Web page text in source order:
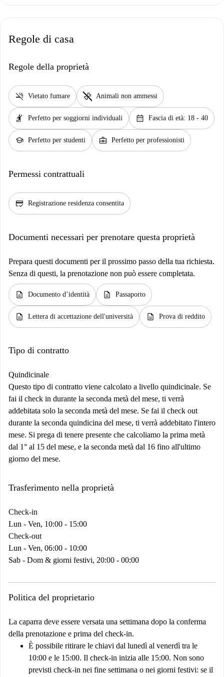
Regole di casa
Regole della proprietà
smoke_free Vietato fumare pet_supplies Animali non ammessi
hail Perfetto per soggiorni individuali calendar_month Fascia di età: 18 - 40
school Perfetto per studenti business_center Perfetto per professionisti
Permessi contrattuali
credit_score Registrazione residenza consentita
Documenti necessari per prenotare questa proprietà
Prepara questi documenti per il prossimo passo della tua richiesta.
Senza di questi, la prenotazione non può essere completata.
description Documento d’identità description Passaporto
description Lettera di accettazione dell'università description Prova di reddito
Tipo di contratto
Quindicinale
Questo tipo di contratto viene calcolato a livello quindicinale. Se
fai il check in durante la seconda metà del mese, ti verrà
addebitata solo la seconda metà del mese. Se fai il check out
durante la seconda quindicina del mese, ti verrà addebitato l'intero
mese. Si prega di tenere presente che calcoliamo la prima metà
dal 1° al 15 del mese, e la seconda metà dal 16 fino all'ultimo
giorno del mese.
Trasferimento nella proprietà
Check-in
Lun - Ven, 10:00 - 15:00
Check-out
Lun - Ven, 06:00 - 10:00
Sab - Dom & giorni festivi, 20:00 - 00:00
Politica del proprietario
La caparra deve essere versata una settimana dopo la conferma
della prenotazione e prima del check-in.
È possibile ritirare le chiavi dal lunedì al venerdì tra le
10:00 e le 15:00. Il check-in inizia alle 15:00. Non sono
previsti check-in nei fine settimana o nei giorni festivi: se il